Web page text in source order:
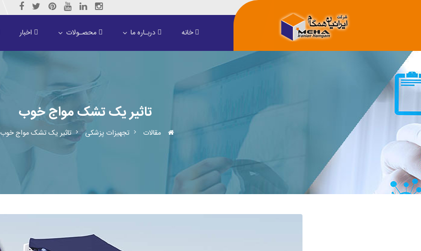
خانه دربـاره ما محصـولات اخبار
تاثیر یک تشک مواج خوب
مقالات تجهیزات پزشکی تاثیر یک تشک مواج خوب